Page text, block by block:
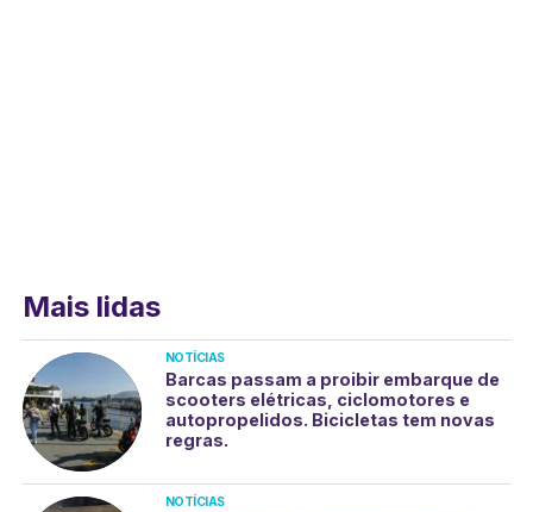
Mais lidas
NOTÍCIAS
Barcas passam a proibir embarque de
scooters elétricas, ciclomotores e
autopropelidos. Bicicletas tem novas
regras.
NOTÍCIAS